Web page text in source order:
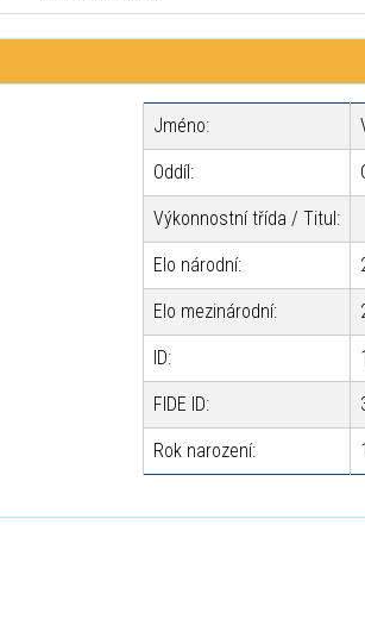
Jméno:
Oddíl:
Výkonnostní třída / Titul:
Elo národní:
Elo mezinárodní:
ID:
FIDE ID:
Rok narození: